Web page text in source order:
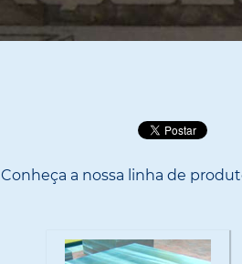
Conheça a nossa linha de